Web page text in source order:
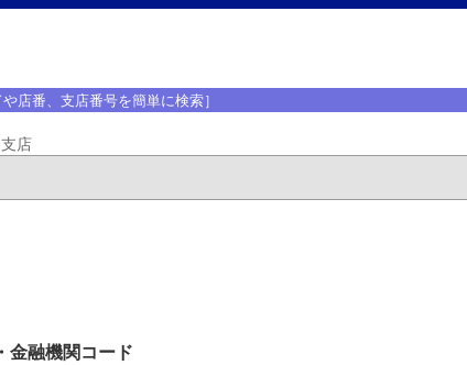
店番、支店番号を簡単に検索］
店
金融機関コード